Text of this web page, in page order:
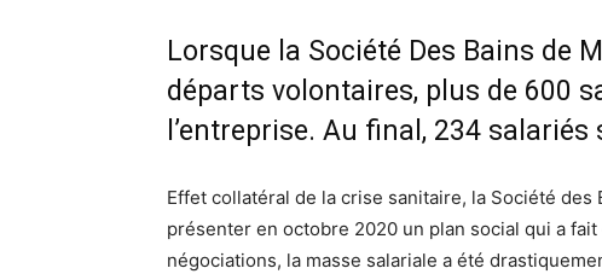
Lorsque la Société Des Bains de
départs volontaires, plus de 600
l’entreprise. Au final, 234
Effet collatéral de la crise sanitaire, la Société des
présenter en octobre 2020 un plan social qui a
négociations, la masse salariale a été